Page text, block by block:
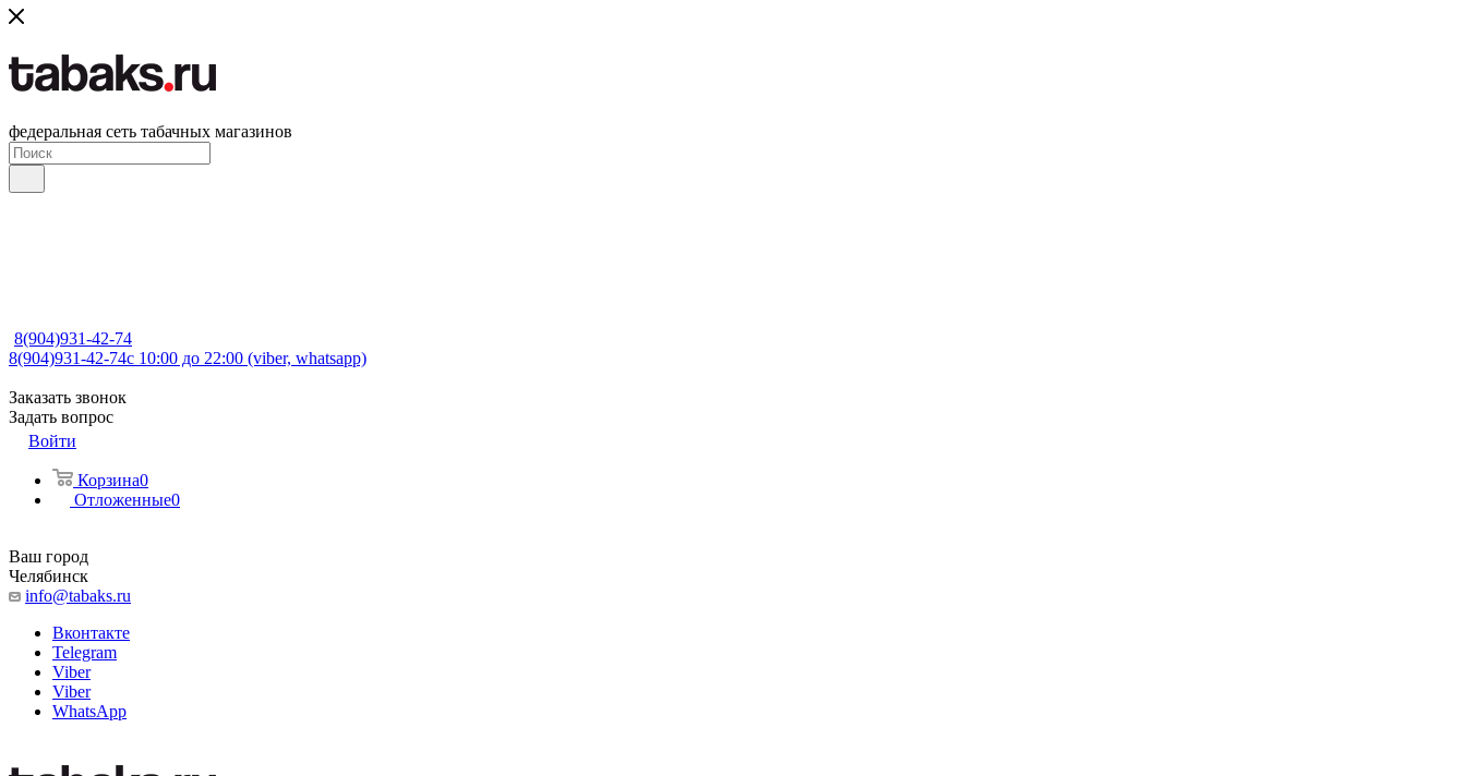
федеральная сеть табачных магазинов
8(904)931-42-74
8(904)931-42-74с 10:00 до 22:00 (viber, whatsapp)
Заказать звонок
Задать вопрос
Войти
Корзина0
Отложенные0
Ваш город
Челябинск
info@tabaks.ru
Вконтакте
Telegram
Viber
Viber
WhatsApp